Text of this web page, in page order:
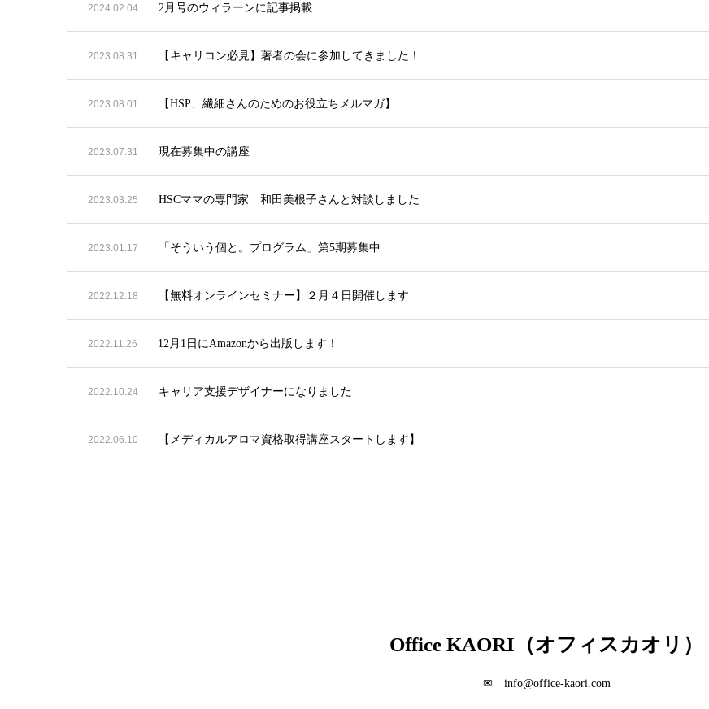
2024.02.04 2月号のウィラーンに記事掲載
2023.08.31 【キャリコン必見】著者の会に参加してきました！
2023.08.01 【HSP、繊細さんのためのお役立ちメルマガ】
2023.07.31 現在募集中の講座
2023.03.25 HSCママの専門家 和田美根子さんと対談しました
2023.01.17 「そういう個と。プログラム」第5期募集中
2022.12.18 【無料オンラインセミナー】２月４日開催します
2022.11.26 12月1日にAmazonから出版します！
2022.10.24 キャリア支援デザイナーになりました
2022.06.10 【メディカルアロマ資格取得講座スタートします】
Office KAORI（オフィスカオリ）
✉ info@office-kaori.com